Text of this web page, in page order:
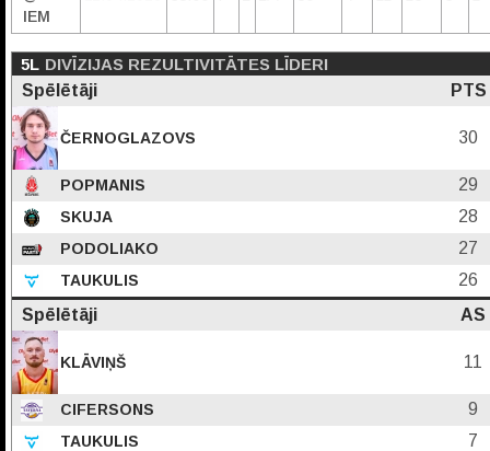
IEM
5L DIVĪZIJAS REZULTIVITĀTES LĪDERI
Spēlētāji
PTS
ČERNOGLAZOVS 30
POPMANIS 29
SKUJA 28
PODOLIAKO 27
TAUKULIS
26
Spēlētāji
AS
KLĀVIŅŠ 11
CIFERSONS 9
TAUKULIS 7